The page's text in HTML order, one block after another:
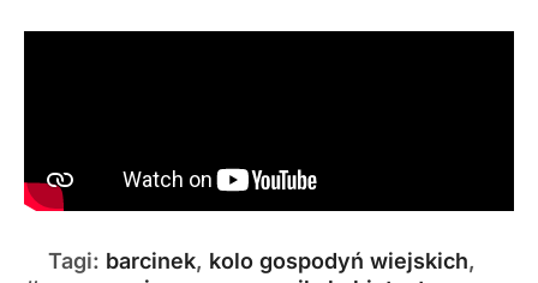
Tagi: barcinek, kolo gospodyń wiejskich,